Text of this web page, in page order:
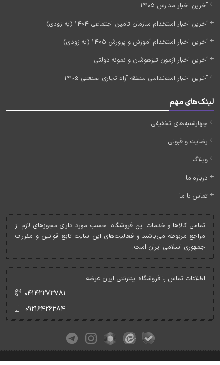
آخرین اخبار مدارس 1405
آخرین اخبار استخدام سازمان تامین اجتماعی 1404 (به زودی)
آخرین اخبار استخدام آموزش و پرورش 1405 (به زودی)
آخرین اخبار آزمون تیزهوشان و نمونه دولتی
آخرین اخبار استخدامی منطقه آزاد تجاری صنعتی 1405
لینک‌های مهم
چهارشنبه‌های تخفیفی
رضایت و قبولی
وبلاگ
درباره ما
تماس با ما
تمامی کالاها و خدمات اين فروشگاه، حسب مورد دارای مجوزهای لازم از
مراجع مربوطه می‌باشند و فعاليت‌های اين سايت تابع قوانين و مقررات
جمهوری اسلامی ايران است.
اطلاعات تماس با فروشگاه اینترنتی ایران عرضه:
۰۴۱۴۲۲۷۳۷۸۱
۰۹۲۱۶۴۲۶۳۸۴